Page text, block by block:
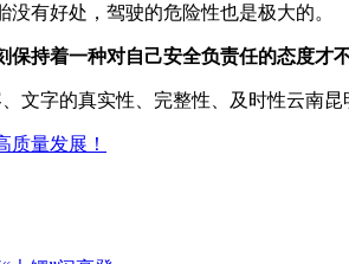
有好处，驾驶的危险性也是极大的。
持着一种对自己安全负责任的态度才
文字的真实性、完整性、及时性云南
质量发展！